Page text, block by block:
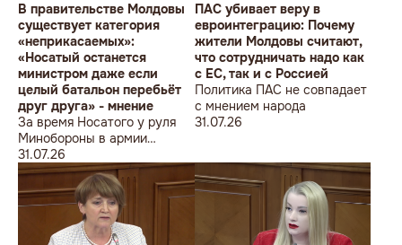
В правительстве Молдовы
существует категория
«неприкасаемых»:
«Носатый останется
министром даже если
целый батальон перебьёт
друг друга» - мнение
За время Носатого у руля
Минобороны в армии
погибли 9 человек в мирное
время, включая
несовершеннолетнего
юношу
31.07.26
ПАС убивает веру в
евроинтеграцию: Почему
жители Молдовы считают,
что сотрудничать надо как
с ЕС, так и с Россией
Политика ПАС не совпадает
с мнением народа
31.07.26